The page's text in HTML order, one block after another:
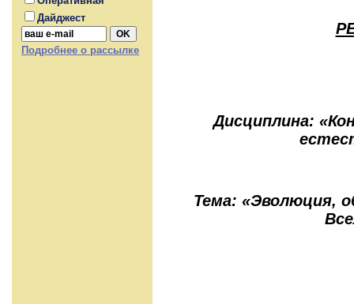
Дайджест
Подробнее о рассылке
Дисциплина:
Тема: «Эволюция,